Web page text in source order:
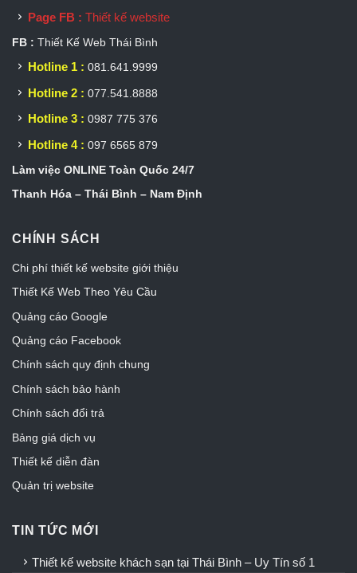
Page FB : Thiết kế website
FB : Thiết Kế Web Thái Bình
Hotline 1 : 081.641.9999
Hotline 2 : 077.541.8888
Hotline 3 : 0987 775 376
Hotline 4 : 097 6565 879
Làm việc ONLINE Toàn Quốc 24/7
Thanh Hóa – Thái Bình – Nam Định
CHÍNH SÁCH
Chi phí thiết kế website giới thiệu
Thiết Kế Web Theo Yêu Cầu
Quảng cáo Google
Quảng cáo Facebook
Chính sách quy định chung
Chính sách bảo hành
Chính sách đổi trả
Bảng giá dịch vụ
Thiết kế diễn đàn
Quản trị website
TIN TỨC MỚI
Thiết kế website khách sạn tại Thái Bình – Uy Tín số 1